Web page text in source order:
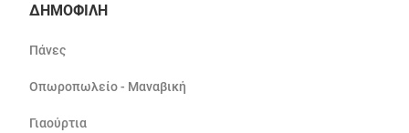
ΔΗΜΟΦΙΛΗ
Πάνες
Οπωροπωλείο - Μαναβική
Γιαούρτια